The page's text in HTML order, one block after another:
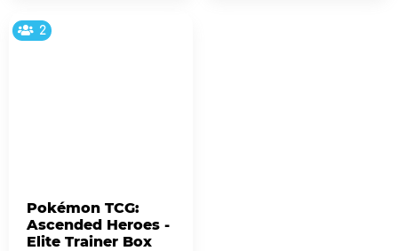
2
Pokémon TCG:
Ascended Heroes -
Elite Trainer Box